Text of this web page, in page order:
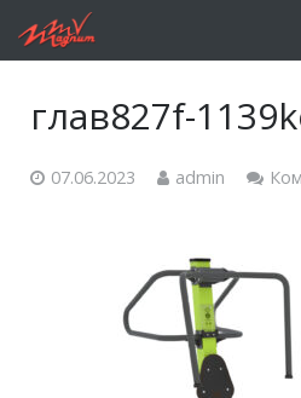
глав827f-
07.06.2023 admin